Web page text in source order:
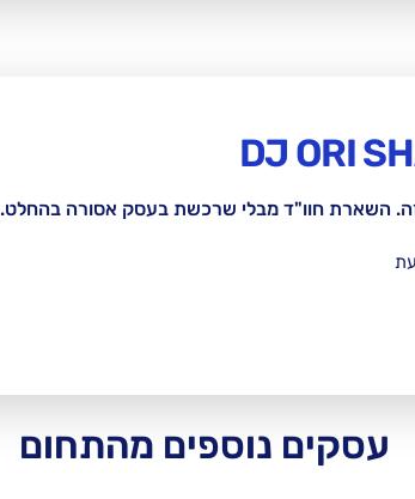
השארת חוו"ד מבלי שרכשת בעסק אסורה בהחלט.
עסקים נוספים מהתחום